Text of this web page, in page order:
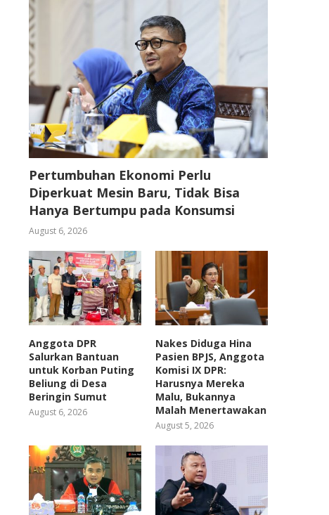
Pertumbuhan Ekonomi Perlu
Diperkuat Mesin Baru, Tidak Bisa
Hanya Bertumpu pada Konsumsi
August 6, 2026
Anggota DPR
Salurkan Bantuan
untuk Korban Puting
Beliung di Desa
Beringin Sumut
August 6, 2026
Nakes Diduga Hina
Pasien BPJS, Anggota
Komisi IX DPR:
Harusnya Mereka
Malu, Bukannya
Malah Menertawakan
August 5, 2026